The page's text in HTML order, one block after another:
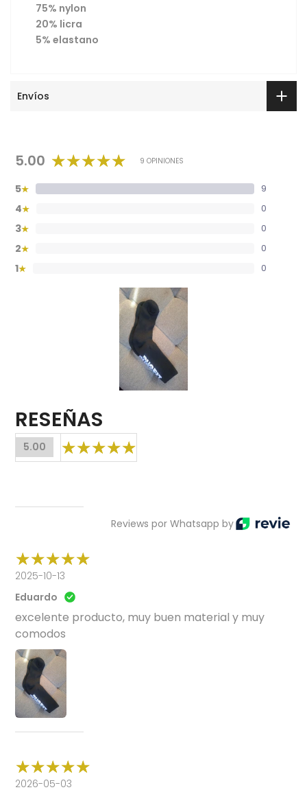
75% nylon
20% licra
5% elastano
Envíos
5.00 9 OPINIONES
5★ 9
4★ 0
3★ 0
2★ 0
1★ 0
RESEÑAS
5.00
Reviews por Whatsapp by
2025-10-13
Eduardo
excelente producto, muy buen material y muy
comodos
2026-05-03